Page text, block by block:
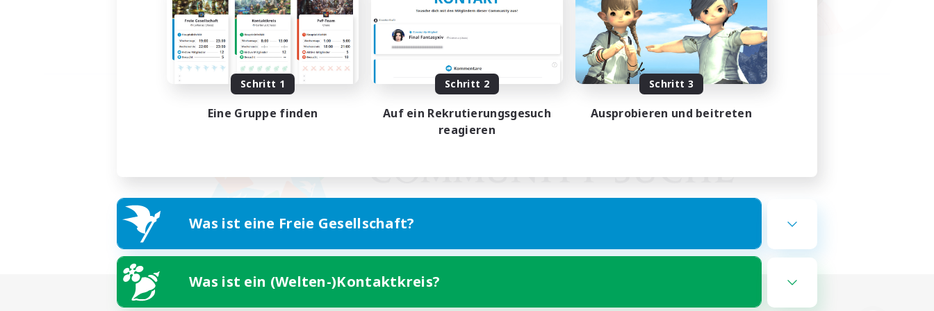
Schritt 1
Eine Gruppe finden
Schritt 2
Auf ein Rekrutierungsgesuch
reagieren
Schritt 3
Ausprobieren und beitreten
Was ist eine Freie Gesellschaft?
Was ist ein (Welten-)Kontaktkreis?